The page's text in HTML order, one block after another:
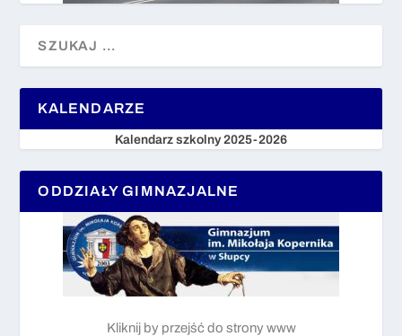
KALENDARZE
Kalendarz szkolny 2025-2026
ODDZIAŁY GIMNAZJALNE
Kliknij by przejść do strony www